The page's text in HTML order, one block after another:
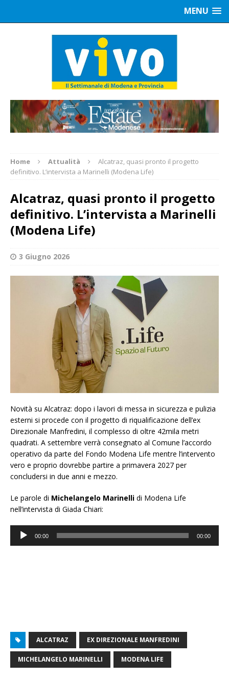
MENU
Home Attualità
Alcatraz, quasi pronto il progetto
definitivo. L’intervista a Marinelli (Modena Life)
Alcatraz, quasi pronto il progetto
definitivo. L’intervista a Marinelli
(Modena Life)
3 Giugno 2026
Novità su Alcatraz: dopo i lavori di messa in sicurezza e pulizia
esterni si procede con il progetto di riqualificazione dell’ex
Direzionale Manfredini, il complesso di oltre 42mila metri
quadrati. A settembre verrà consegnato al Comune l’accordo
operativo da parte del Fondo Modena Life mentre l’intervento
vero e proprio dovrebbe partire a primavera 2027 per
concludersi in due anni e mezzo.
Le parole di Michelangelo Marinelli di Modena Life
nell’intervista di Giada Chiari:
Audio
Player
00:00 00:00
ALCATRAZ EX DIREZIONALE MANFREDINI
MICHELANGELO MARINELLI MODENA LIFE